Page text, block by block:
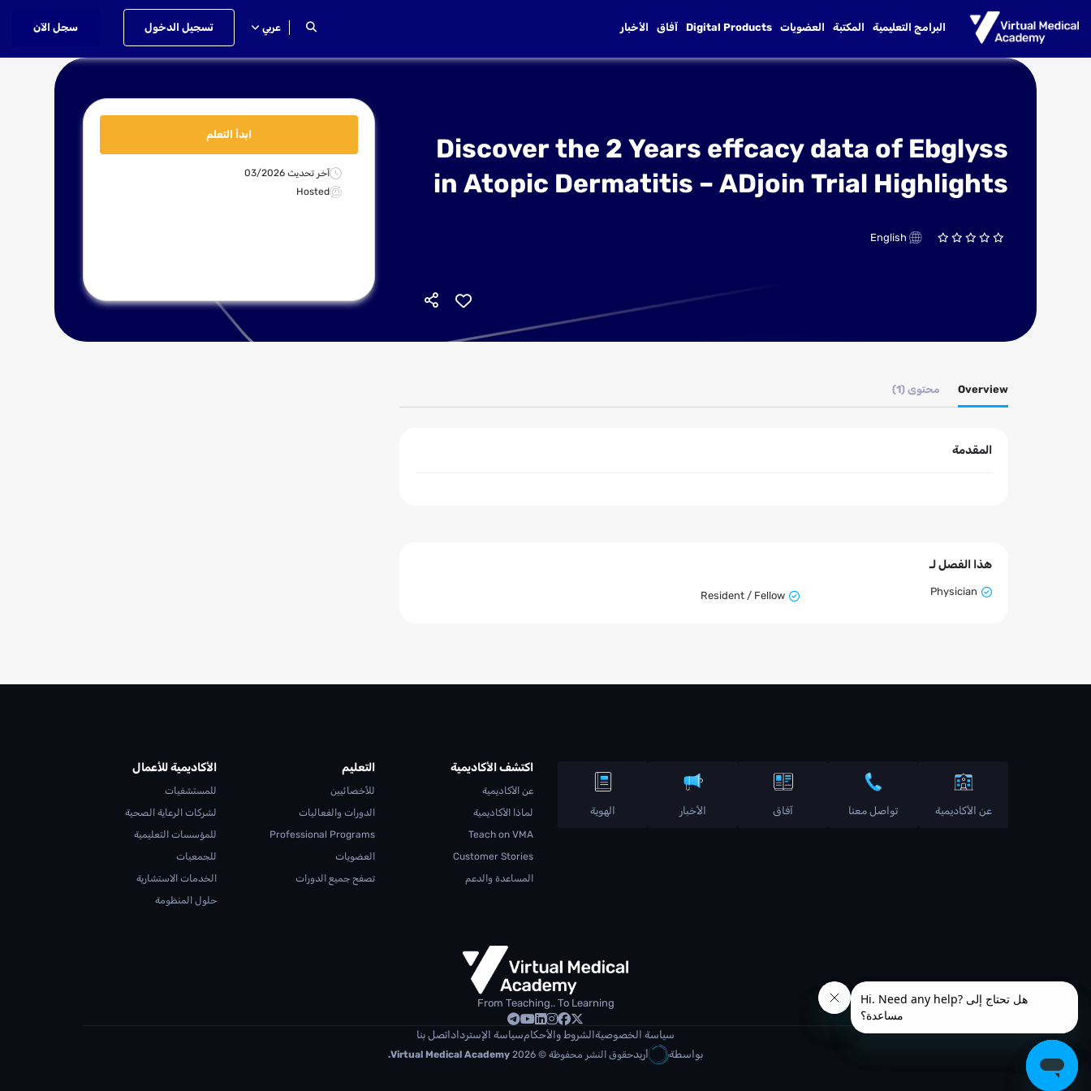
البرامج التعليمية المكتبة العضويات Digital Products آفاق الأخبار عربي تسجيل الدخول سجل الآن
Discover the 2 Years effcacy data of Ebglyss
in Atopic Dermatitis – ADjoin Trial Highlights
Overview محتوى (1)
المقدمة
هذا الفصل لـ
Physician
Resident / Fellow
ابدأ التعلم
آخر تحديث 03/2026
Hosted
عن الأكاديمية تواصل معنا آفاق الأخبار الهوية
اكتشف الأكاديمية
عن الأكاديمية
لماذا الأكاديمية
Teach on VMA
Customer Stories
المساعدة والدعم
التعليم
للأخصائيين
الدورات والفعاليات
Professional Programs
العضويات
تصفح جميع الدورات
الأكاديمية للأعمال
للمستشفيات
لشركات الرعاية الصحية
للمؤسسات التعليمية
للجمعيات
الخدمات الاستشارية
حلول المنظومة
From Teaching.. To Learning
سياسة الخصوصيةالشروط والأحكامسياسة الإسترداد اتصل بنا
بواسطة
أريدحقوق النشر محفوظة © 2026 Virtual Medical Academy.